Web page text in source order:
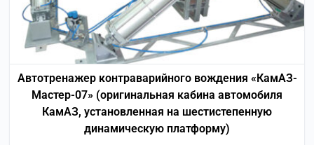
Автотренажер контраварийного вождения «КамАЗ-
Мастер-07» (оригинальная кабина автомобиля
КамАЗ, установленная на шестистепенную
динамическую платформу)